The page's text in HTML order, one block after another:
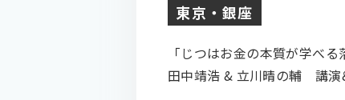
東京・銀座
「じつはお金の本質が学べ
田中靖浩 & 立川晴の輔 講演